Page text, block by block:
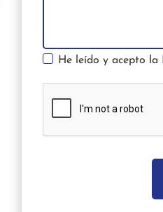
He leído y acepto la